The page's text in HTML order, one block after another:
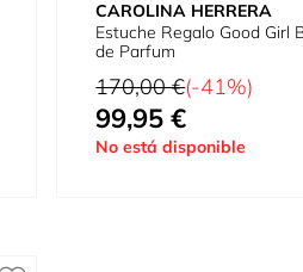
CAROLINA HERRERA
Estuche Regalo Good Girl
de Parfum
Precio habitual
170,00 €(-41%)
Tan bajo como
99,95 €
No está disponible